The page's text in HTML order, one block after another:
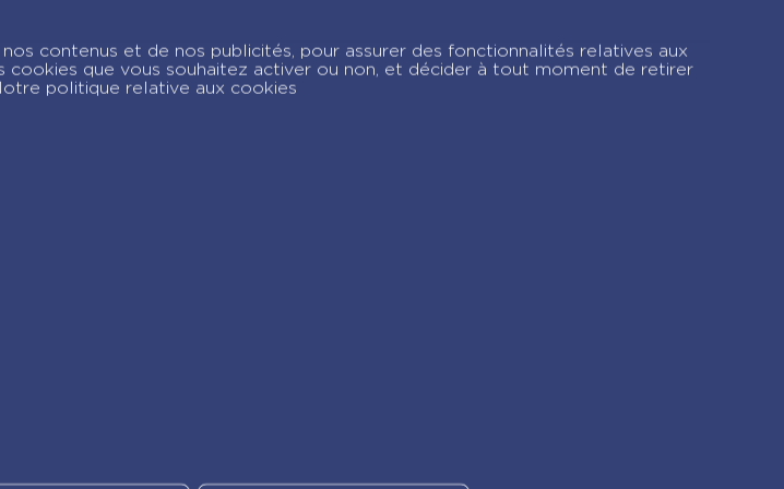
créatif –
contenus et de nos publicités, pour assurer des fonctionnalités relatives aux
cookies que vous souhaitez activer ou non, et décider à tout moment de retirer
politique relative aux cookies